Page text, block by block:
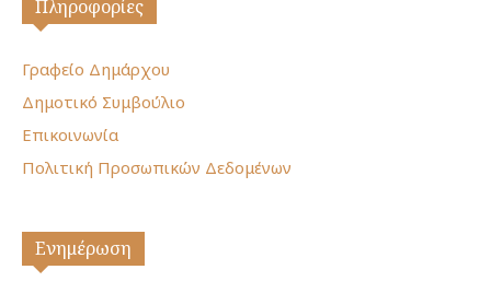
Πληροφορίες
Γραφείο Δημάρχου
Δημοτικό Συμβούλιο
Επικοινωνία
Πολιτική Προσωπικών Δεδομένων
Ενημέρωση